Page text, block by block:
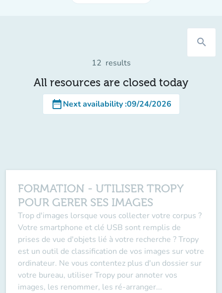
search
12 results
All resources are closed today
date_rangeNext availability:09/24/2026
FORMATION - UTILISER TROPY
POUR GERER SES IMAGES
Trop d'images lorsque vous collecter votre corpus ?
Votre smartphone et clé USB sont remplis de
prises de vue d'objets lié à votre recherche ? Tropy
est un outil de classification de vos images sur votre
ordinateur. Ne vous contentez plus d'un dossier sur
votre bureau, utiliser Tropy pour annoter vos
images, les renommer, les ré-arranger...